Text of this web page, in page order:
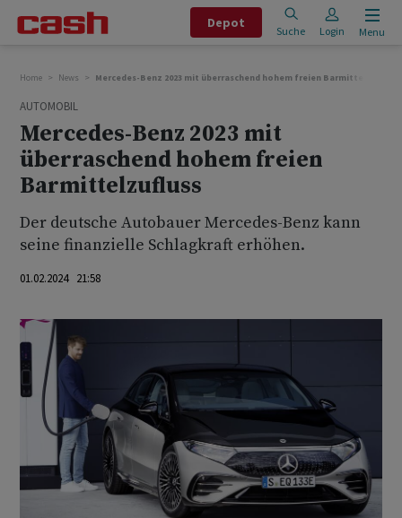
Depot
Suche Login Menu
Home News Mercedes-Benz 2023 mit überraschend hohem freien Barmittelzufluss
AUTOMOBIL
Mercedes-Benz 2023 mit
überraschend hohem freien
Barmittelzufluss
Der deutsche Autobauer Mercedes-Benz kann
seine finanzielle Schlagkraft erhöhen.
01.02.2024 21:58